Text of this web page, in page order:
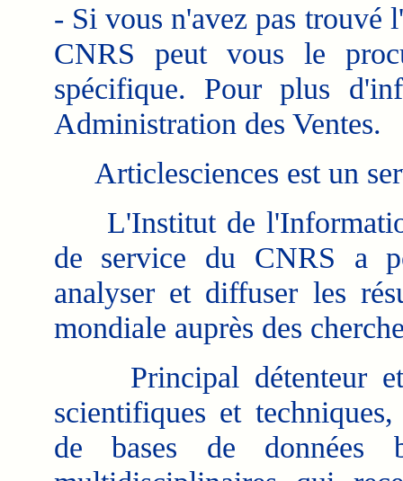
- Si vous n'avez pas trouvé
CNRS peut vous le
spécifique. Pour plus
Administration des Ventes.
Articlesciences est un
L'Institut de
de service du CNRS a
analyser et diffuser les
mondiale auprès des
Principal détenteur et
scientifiques et
de bases de données